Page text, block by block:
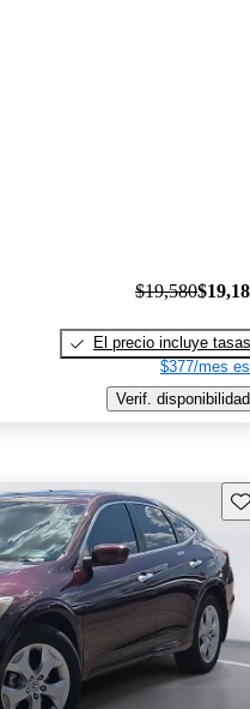
$19,580
El precio incluye tasas
$377/mes
Verif. disponibilidad